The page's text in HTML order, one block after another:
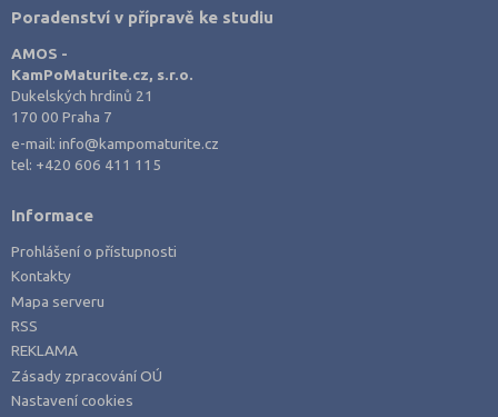
Poradenství v přípravě ke studiu
AMOS -
KamPoMaturite.cz, s.r.o.
Dukelských hrdinů 21
170 00 Praha 7
e-mail:info@kampomaturite.cz
tel: +420 606 411 115
Informace
Prohlášení o přístupnosti
Kontakty
Mapa serveru
RSS
REKLAMA
Zásady zpracování OÚ
Nastavení cookies